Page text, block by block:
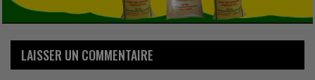
LAISSER UN COMMENTAIRE